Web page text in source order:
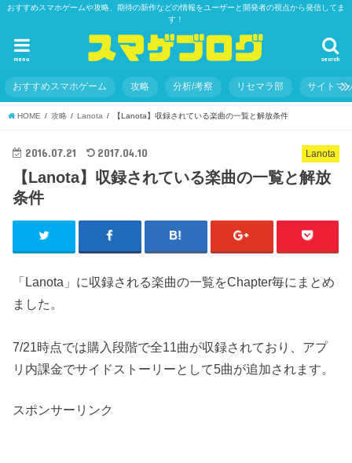
おすすめスマホゲームや攻略、期待の新作などの情報をユーザーと開発者の視点から発信してま
す！
search
menu
おすすめスマホゲーム 攻略 分析/考察 リセマラ部 サイトマ
HOME 攻略 Lanota 【Lanota】収録されている楽曲の一覧と解放条件
Lanota
2016.07.21 2017.04.10
【Lanota】収録されている楽曲の一覧と解放
条件
「Lanota」に収録される楽曲の一覧をChapter毎にまとめ
ました。
7/21時点では購入段階で全11曲が収録されており、アプ
リ内課金でサイドストーリーとして5曲が追加されます。
スポンサーリンク